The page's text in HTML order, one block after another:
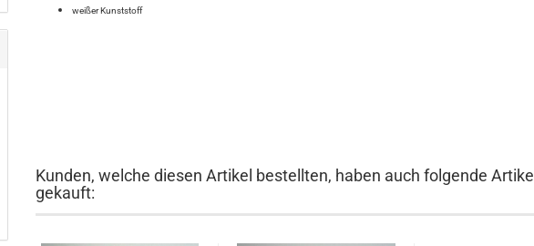
weißer Kunststoff
Kunden, welche diesen Artikel bestellten, haben auch folgende Artikel
gekauft: